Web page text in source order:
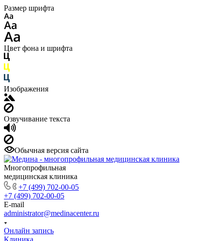
Размер шрифта
Цвет фона и шрифта
Изображения
Озвучивание текста
Обычная версия сайта
Многопрофильная
медицинская клиника
+7 (499) 702-00-05
+7 (499) 702-00-05
E-mail
administrator@medinacenter.ru
Онлайн запись
Клиника